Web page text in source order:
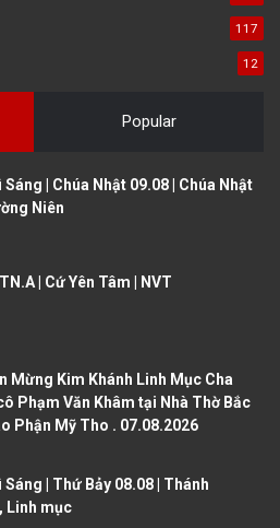
117
12
Popular
Sáng | Chúa Nhật 09.08 | Chúa Nhật
Niên
| Cứ Yên Tâm | NVT
Mừng Kim Khánh Linh Mục Cha
Phạm Văn Khâm tại Nhà Thờ Bắc
Phận Mỹ Tho . 07.08.2026
Sáng | Thứ Bảy 08.08 | Thánh
Linh mục